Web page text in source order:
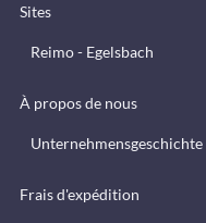
Sites
Reimo - Egelsbach
À propos de nous
Unternehmensgeschichte
Frais d'expédition